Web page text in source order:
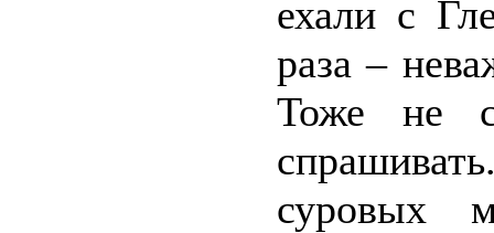
ехали с
раза –
Тоже не
суровых